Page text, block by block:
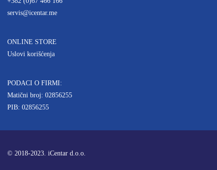
servis@icentar.me
ONLINE STORE
Uslovi korišćenja
PODACI O FIRMI:
Matični broj: 02856255
PIB: 02856255
© 2018-2023. iCentar d.o.o.